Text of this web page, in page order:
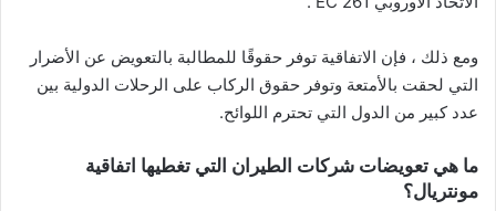
ومع ذلك ، فإن الاتفاقية توفر حقوقًا للمطالبة بالتعويض عن الأضرار
التي لحقت بالأمتعة وتوفر حقوق الركاب على الرحلات الدولية بين
عدد كبير من الدول التي تحترم اللوائح.
ما هي تعويضات شركات الطيران التي تغطيها اتفاقية
مونتريال؟